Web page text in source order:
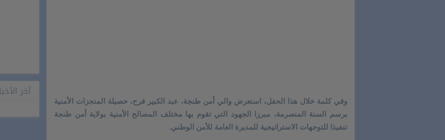
وفي كلمة خلال هذا الحفل، استعرض والي أمن طنجة، عبد الكبير فرح، حصيلة المنجزات الأمنية
برسم السنة المنصرمة، مبرزا الجهود التي تقوم بها مختلف المصالح الأمنية بولاية أمن طنجة
تنفيذا للتوجهات الاستراتيجية للمديرة العامة للأمن الوطني.
آخر